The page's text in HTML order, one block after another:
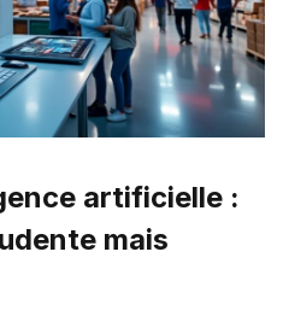
artificielle :
mais